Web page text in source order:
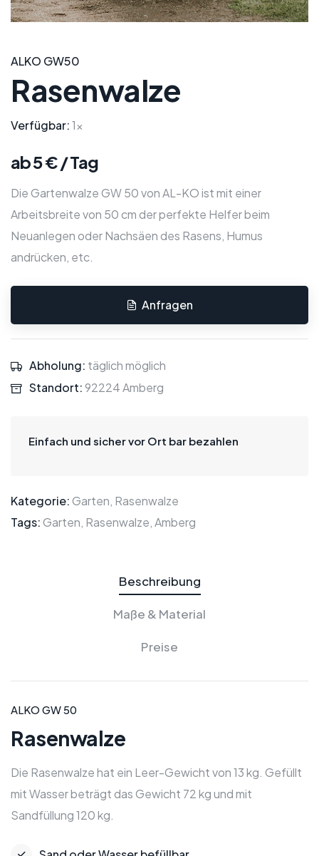
ALKO GW50
Rasenwalze
Verfügbar:1x
ab 5 € / Tag
Die Gartenwalze GW 50 von AL-KO ist mit einer
Arbeitsbreite von 50 cm der perfekte Helfer beim
Neuanlegen oder Nachsäen des Rasens, Humus
andrücken, etc.
Anfragen
Abholung: täglich möglich
Standort:92224 Amberg
Einfach und sicher vor Ort bar bezahlen
Kategorie: Garten, Rasenwalze
Tags: Garten, Rasenwalze,Amberg
Beschreibung
Maße & Material
Preise
ALKO GW 50
Rasenwalze
Die Rasenwalze hat ein Leer-Gewicht von 13 kg. Gefüllt
mit Wasser beträgt das Gewicht 72 kg und mit
Sandfüllung 120 kg.